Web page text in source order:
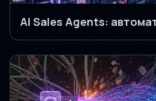
AI Sales Agents: